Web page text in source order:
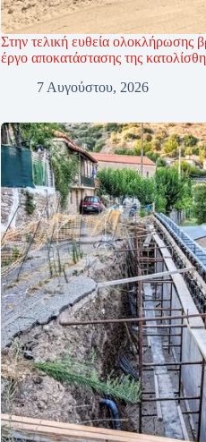
Στην τελική ευθεία ολοκλήρωσης
έργο αποκατάστασης της
7 Αυγούστου, 2026